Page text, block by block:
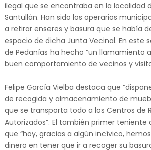
ilegal que se encontraba en la localidad
Santullán. Han sido los operarios
a retirar enseres y basura que se había
espacio de dicha Junta Vecinal. En este
de Pedanías ha hecho “un llamamiento
buen comportamiento de vecinos y
Felipe García Vielba destaca que
de recogida y almacenamiento de
que se transporta todo a los Centros de
Autorizados”. El también primer teniente
que “hoy, gracias a algún incívico,
dinero en tener que ir a recoger su